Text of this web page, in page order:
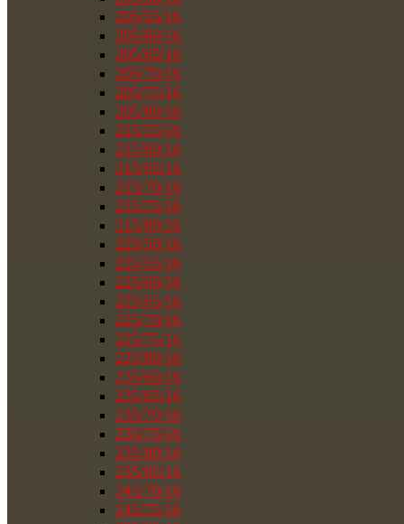
205/55/16
205/60/16
205/65/16
205/70/16
205/75/16
205/80/16
215/55/16
215/60/16
215/65/16
215/70/16
215/75/16
215/80/16
225/50/16
225/55/16
225/60/16
225/65/16
225/70/16
225/75/16
225/80/16
235/60/16
235/65/16
235/70/16
235/75/16
235/80/16
235/85/16
245/70/16
245/75/16